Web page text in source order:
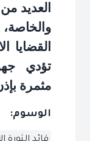
العديد
القضايا
تؤدي
مثمرة
الوسوم: